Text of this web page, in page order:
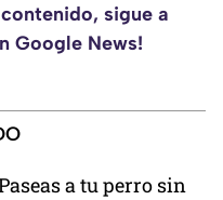
sigue a
Google News!
a tu perro sin